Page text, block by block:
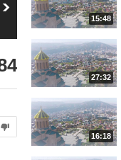
ყაზბეგის
მუნიციპალიტეტის
განათლებისა და
განვითარების
ცენტრში სრულიად
საქართველოს
კათოლიკოს-
პატრიარქ ილია
მეორის
ხსოვნისადმი
მიძღვნილი
ღონისძიება
გაიმართა
ნახვა
5
15:48
27:32
16:18